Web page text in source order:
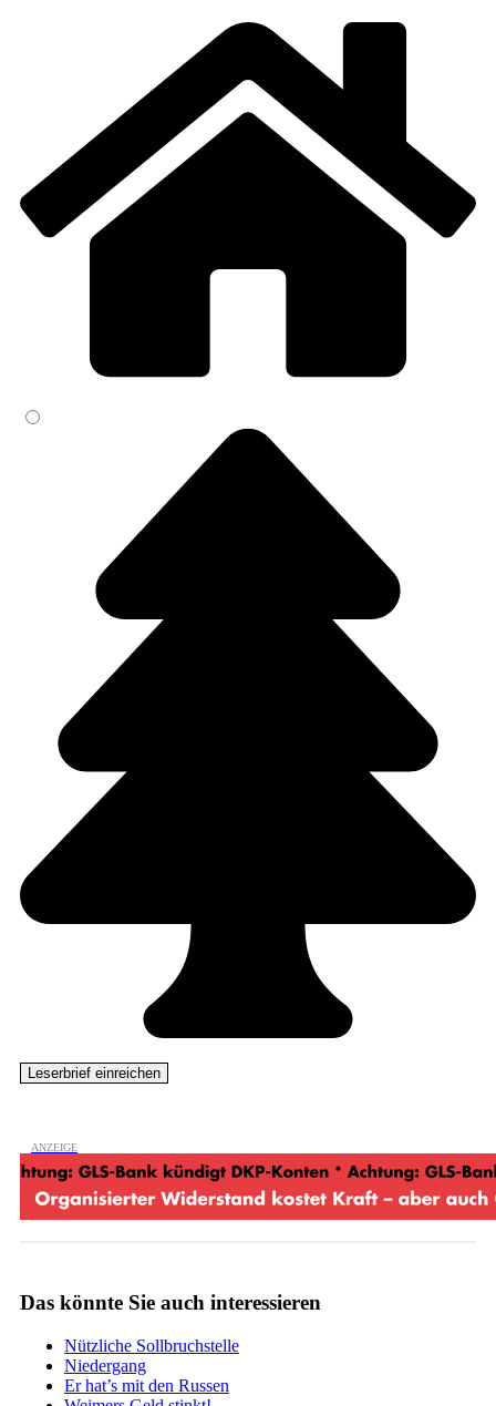
Das könnte Sie auch interessieren
Nützliche Sollbruchstelle
Niedergang
Er hat’s mit den Russen